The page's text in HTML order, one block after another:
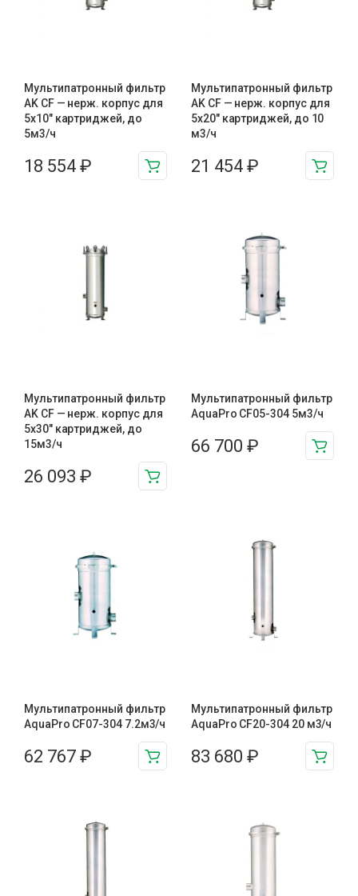
Мультипатронный фильтр
AK CF — нерж. корпус для
5х10″ картриджей, до
5м3/ч
18 554 ₽
Мультипатронный фильтр
AK CF — нерж. корпус для
5х20″ картриджей, до 10
м3/ч
21 454 ₽
Мультипатронный фильтр
AK CF — нерж. корпус для
5х30″ картриджей, до
15м3/ч
26 093 ₽
Мультипатронный фильтр
AquaPro CF05-304 5м3/ч
66 700 ₽
Мультипатронный фильтр
AquaPro CF07-304 7.2м3/ч
62 767 ₽
Мультипатронный фильтр
AquaPro CF20-304 20 м3/ч
83 680 ₽